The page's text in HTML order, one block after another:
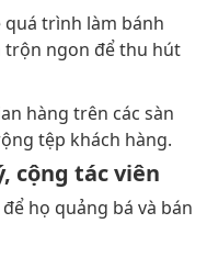
quá trình làm bánh
ngon để thu hút
hàng trên các sàn
tệp khách hàng.
cộng tác viên
để họ quảng bá và bán